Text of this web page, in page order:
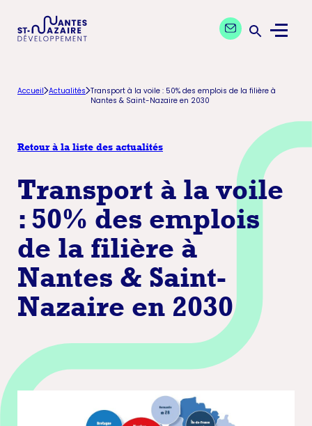
contenu
Menu
Contactez nos
Accueil Actualités Transport à la voile : 50% des emplois de la filière à
Nantes & Saint-Nazaire en 2030
Retour à la liste des actualités
Transport à la voile
: 50% des emplois
de la filière à
Nantes & Saint-
Nazaire en 2030